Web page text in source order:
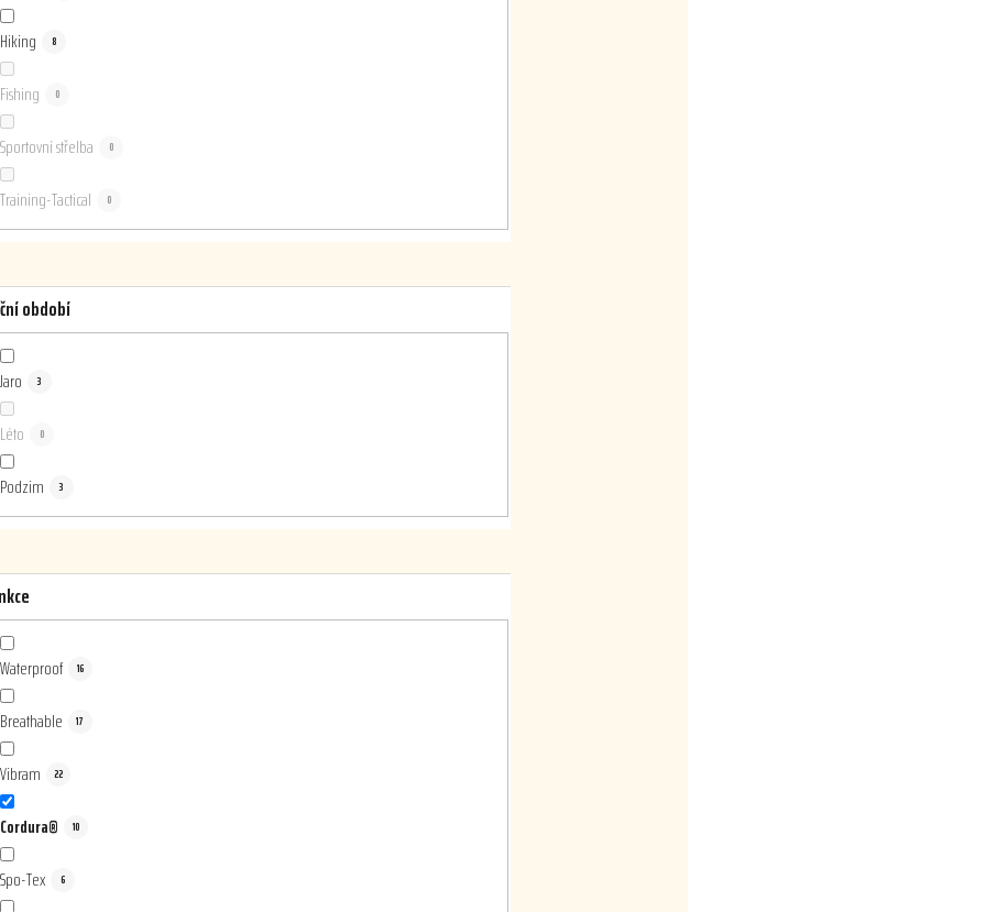
Hiking
8
Fishing 0
Sportovní střelba 0
Training-Tactical 0
období
Jaro 3
Léto 0
Podzim 3
Waterproof 16
Breathable 17
Vibram 22
Cordura® 10
Spo-Tex 6